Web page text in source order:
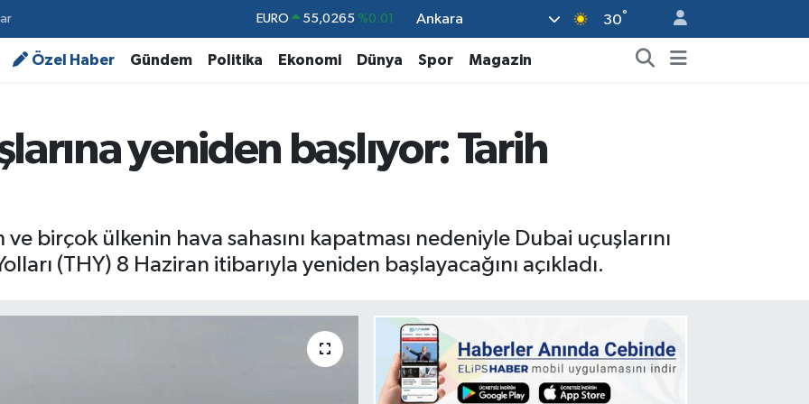
STERLİN 64,1897 %0.02
GRAM ALTIN 6574.81 %1.44
DOLAR 47,7069 %0.17
Ankara 30°
Özel Haber Gündem Politika Ekonomi Dünya Spor Magazin
yeniden başlıyor: Tarih
birçok ülkenin hava sahasını kapatması nedeniyle Dubai uçuşlarını
(THY) 8 Haziran itibarıyla yeniden başlayacağını açıkladı.